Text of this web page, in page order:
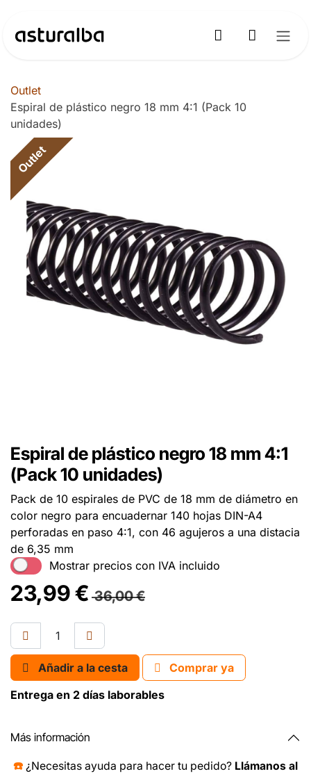
Outlet
Espiral de plástico negro 18 mm 4:1 (Pack 10
unidades)
Outlet
Espiral de plástico negro 18 mm 4:1
(Pack 10 unidades)
Pack de 10 espirales de PVC de 18 mm de diámetro en
color negro para encuadernar 140 hojas DIN-A4
perforadas en paso 4:1, con 46 agujeros a una distacia
de 6,35 mm
Mostrar precios con IVA incluido
23,99€ 36,00€
Añadir a la cesta
Comprar ya
Entrega en 2 días laborables
Más información
☎️ ¿Necesitas ayuda para hacer tu pedido? Llámanos al